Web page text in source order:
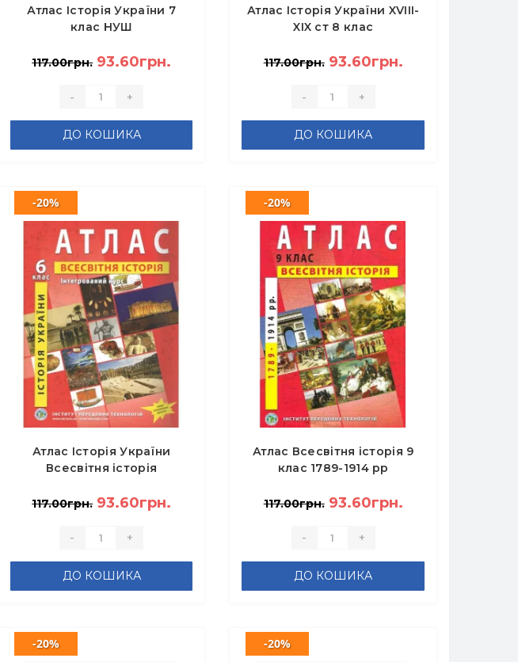
Атлас Історія України 7
клас НУШ
117.00грн. 93.60грн.
- +
ДО КОШИКА
Атлас Історія України XVIII-
XIX ст 8 клас
117.00грн. 93.60грн.
- +
ДО КОШИКА
Атлас Історія України
Всесвітня історія
НУШ
-20%
117.00грн. 93.60грн.
- +
ДО КОШИКА
Атлас Всесвітня історія 9
клас 1789-1914 рр
-20%
117.00грн. 93.60грн.
- +
ДО КОШИКА
-20% -20%